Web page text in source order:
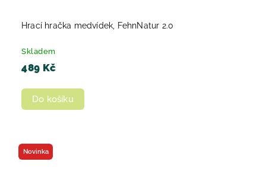
Hrací hračka medvídek, FehnNatur 2.0
Skladem
489 Kč
Do košíku
Novinka